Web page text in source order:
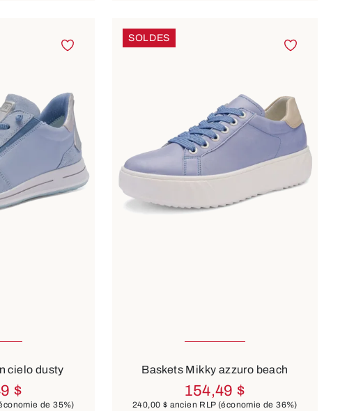
cielo dusty
$
de 35%)
SOLDES
10 Couleurs
Baskets Mikky azzuro beach
154,49 $
240,00 $ ancien RLP(économie de 36%)